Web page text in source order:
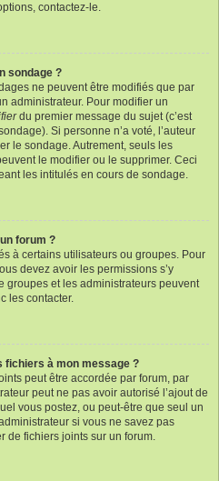
contactez-le.
sondage ?
ne peuvent être modifiés que par
administrateur. Pour modifier un
du premier message du sujet (c’est
Si personne n’a voté, l’auteur
le sondage. Autrement, seuls les
le modifier ou le supprimer. Ceci
les intitulés en cours de sondage.
forum ?
à certains utilisateurs ou groupes. Pour
devez avoir les permissions s’y
groupes et les administrateurs peuvent
les contacter.
fichiers à mon message ?
peut être accordée par forum, par
peut ne pas avoir autorisé l’ajout de
vous postez, ou peut-être que seul un
si vous ne savez pas
de fichiers joints sur un forum.